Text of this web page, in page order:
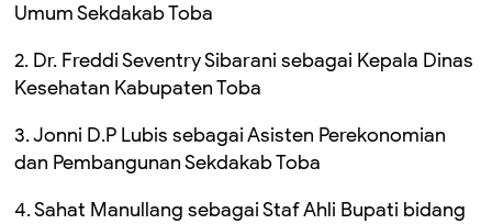
Umum Sekdakab Toba
2. Dr. Freddi Seventry Sibarani sebagai Kepala Dinas
Kesehatan Kabupaten Toba
3. Jonni D.P Lubis sebagai Asisten Perekonomian
dan Pembangunan Sekdakab Toba
4. Sahat Manullang sebagai Staf Ahli Bupati bidang